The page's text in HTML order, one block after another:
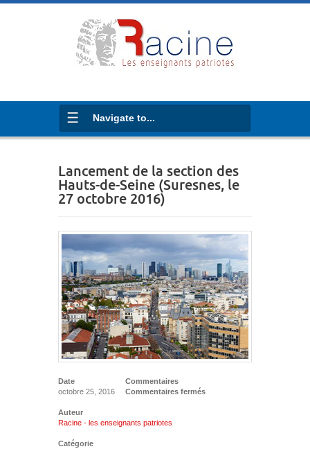
Navigate to...
Lancement de la section des
Hauts-de-Seine (Suresnes, le
27 octobre 2016)
Date
octobre 25, 2016
Commentaires
Commentaires fermés
Auteur
Racine - les enseignants patriotes
Catégorie